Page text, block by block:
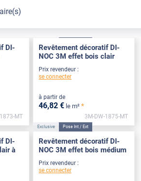
DI-
MT
Revêtement décoratif DI-
NOC 3M effet bois clair
Prix revendeur :
se connecter
à partir de
46,82 € le m² *
3M-DW-1875-MT
DI-
à
Exclusive Pose Int / Ext
Revêtement décoratif DI-
NOC 3M effet bois médium
Prix revendeur :
se connecter